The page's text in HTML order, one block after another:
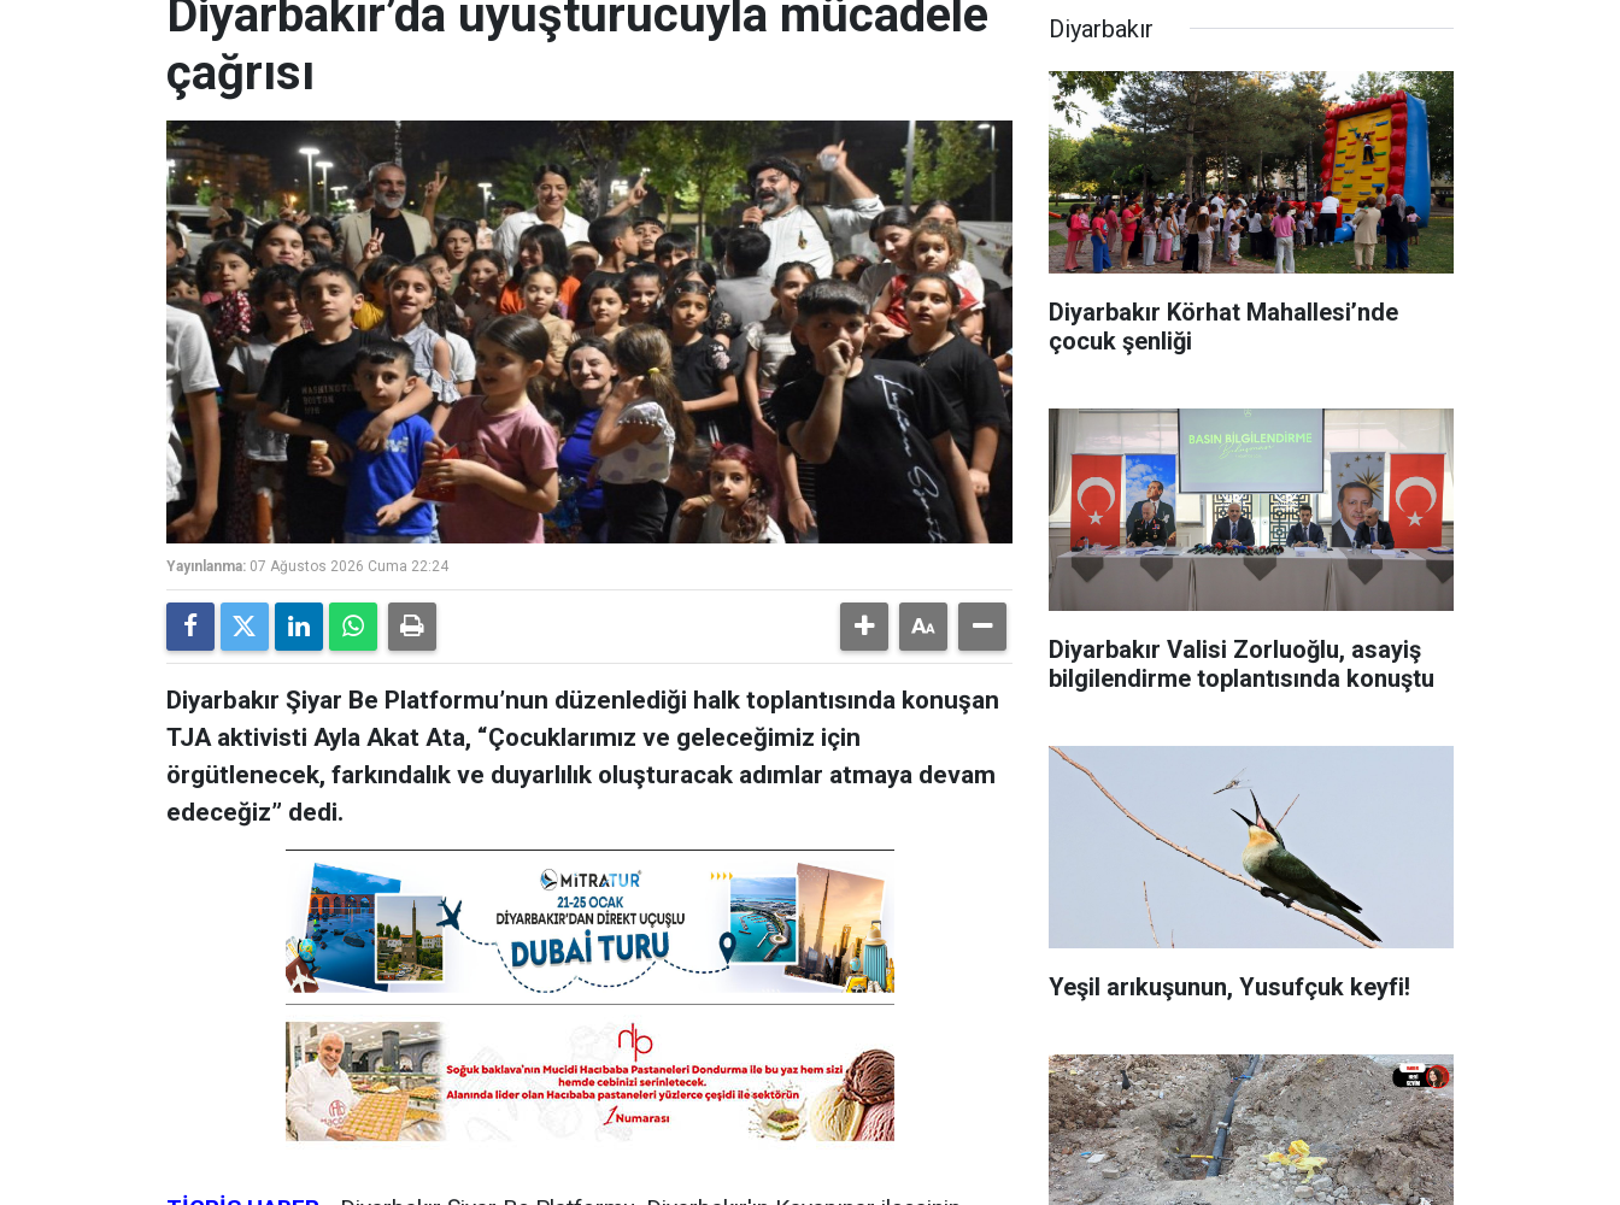
Diyarbakır’da uyuşturucuyla mücadele
çağrısı
Yayınlanma: 07 Ağustos 2026 Cuma 22:24
Diyarbakır Şiyar Be Platformu’nun düzenlediği halk toplantısında konuşan
TJA aktivisti Ayla Akat Ata, “Çocuklarımız ve geleceğimiz için
örgütlenecek, farkındalık ve duyarlılık oluşturacak adımlar atmaya devam
edeceğiz” dedi.
Diyarbakır
Diyarbakır Körhat Mahallesi’nde
çocuk şenliği
Diyarbakır Valisi Zorluoğlu, asayiş
bilgilendirme toplantısında konuştu
Yeşil arıkuşunun, Yusufçuk keyfi!